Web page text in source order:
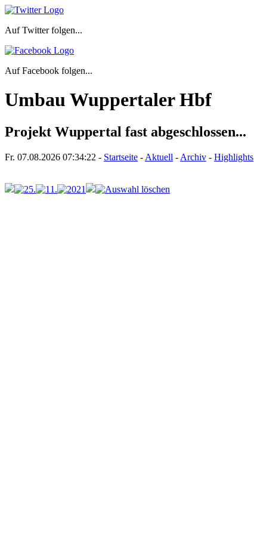
Auf Twitter folgen...
Auf Facebook folgen...
Umbau Wuppertaler Hbf
Projekt Wuppertal fast abgeschlossen...
Fr. 07.08.2026 07:34:22 - Startseite - Aktuell - Archiv - Highlights